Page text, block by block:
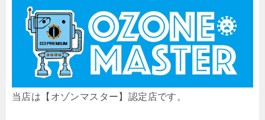
当店は【オゾンマスター】認定店です。